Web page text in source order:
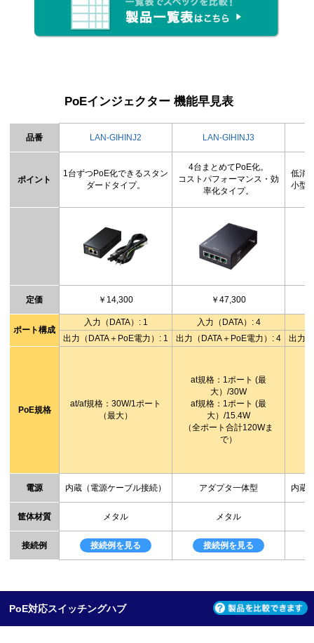
PoEインジェクター 機能早見表
品番 LAN-GIHINJ2 LAN-GIHINJ3
ポイント
1台ずつPoE化できるスタン
ダードタイプ。
4台まとめてPoE化。
コストパフォーマンス・効
率化タイプ。
低消
小型
定価 ￥14,300 ￥47,300
ポート構成
入力（DATA）: 1 入力（DATA）: 4
出力（DATA＋PoE電力）: 1
出力（DATA＋PoE電力）: 4 出力
PoE規格
at/af規格：30W/1ポート
（最大）
at規格：1ポート (最
大）/30W
af規格：1ポート (最
大）/15.4W
（全ポート合計120Wま
で）
電源 内蔵（電源ケーブル接続） アダプタ一体型 内蔵
筐体材質 メタル メタル
接続例 接続例を見る 接続例を見る
PoE対応スイッチングハブ